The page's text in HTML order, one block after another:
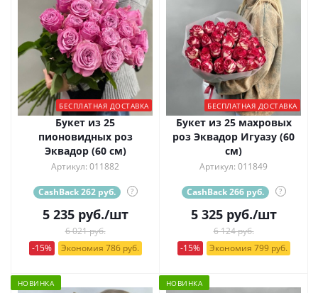
БЕСПЛАТНАЯ ДОСТАВКА
Букет из 25
пионовидных роз
Эквадор (60 см)
Артикул: 011882
CashBack 262 руб. ?
5 235руб./шт
6 021 руб.
-15%
Экономия 786 руб.
БЕСПЛАТНАЯ ДОСТАВКА
Букет из 25 махровых
роз Эквадор Игуазу (60
см)
Артикул: 011849
CashBack 266 руб. ?
5 325руб./шт
6 124 руб.
-15%
Экономия 799 руб.
НОВИНКА НОВИНКА